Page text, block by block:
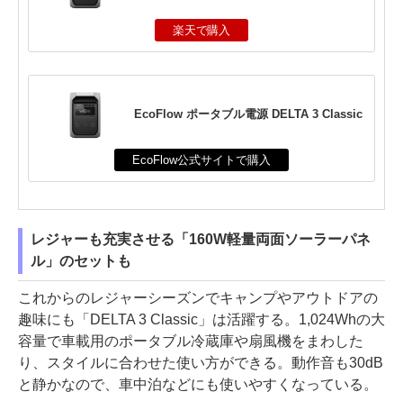
楽天で購入
EcoFlow ポータブル電源 DELTA 3 Classic
EcoFlow公式サイトで購入
レジャーも充実させる「160W軽量両面ソーラーパネ
ル」のセットも
これからのレジャーシーズンでキャンプやアウトドアの
趣味にも「DELTA 3 Classic」は活躍する。1,024Whの大
容量で車載用のポータブル冷蔵庫や扇風機をまわした
り、スタイルに合わせた使い方ができる。動作音も30dB
と静かなので、車中泊などにも使いやすくなっている。